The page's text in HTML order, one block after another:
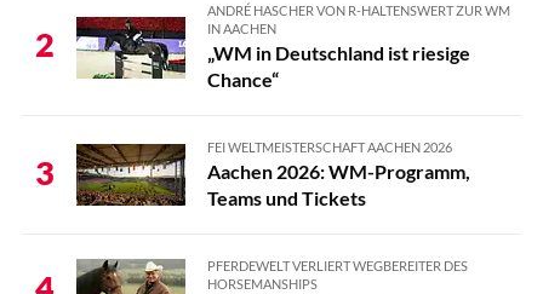
2
ANDRÉ HASCHER VON R-HALTENSWERT ZUR WM
IN AACHEN
„WM in Deutschland ist riesige
Chance“
3
FEI WELTMEISTERSCHAFT AACHEN 2026
Aachen 2026: WM-Programm,
Teams und Tickets
PFERDEWELT VERLIERT WEGBEREITER DES
HORSEMANSHIPS